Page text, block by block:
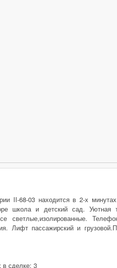
II-68-03 находится в 2-х
школа и детский сад. Уютная
светлые,изолированные.
Лифт пассажирский и
в сделке: 3